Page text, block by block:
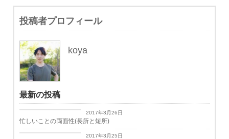
投稿者プロフィール
koya
最新の投稿
2017年3月26日
忙しいことの両面性(長所と短所)
日々思うこと
2017年3月25日